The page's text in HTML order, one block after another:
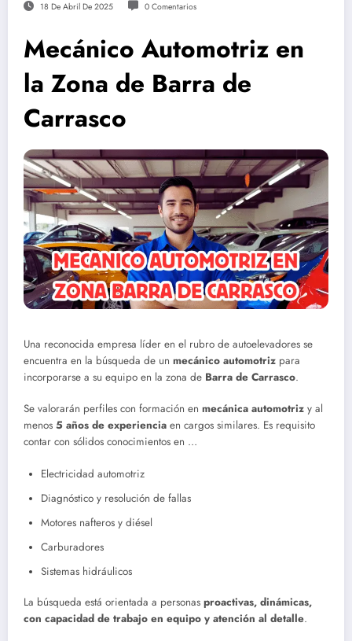
18 De Abril De 2025 0 Comentarios
Mecánico Automotriz en
la Zona de Barra de
Carrasco
Una reconocida empresa líder en el rubro de autoelevadores se
encuentra en la búsqueda de un mecánico automotriz para
incorporarse a su equipo en la zona de Barra de Carrasco.
Se valorarán perfiles con formación en mecánica automotriz y al
menos 5 años de experiencia en cargos similares. Es requisito
contar con sólidos conocimientos en …
Electricidad automotriz
Diagnóstico y resolución de fallas
Motores nafteros y diésel
Carburadores
Sistemas hidráulicos
La búsqueda está orientada a personas proactivas, dinámicas,
con capacidad de trabajo en equipo y atención al detalle.